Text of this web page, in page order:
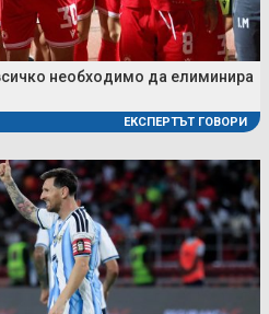
необходимо да елиминира
ЕКСПЕРТЪТ ГОВОРИ